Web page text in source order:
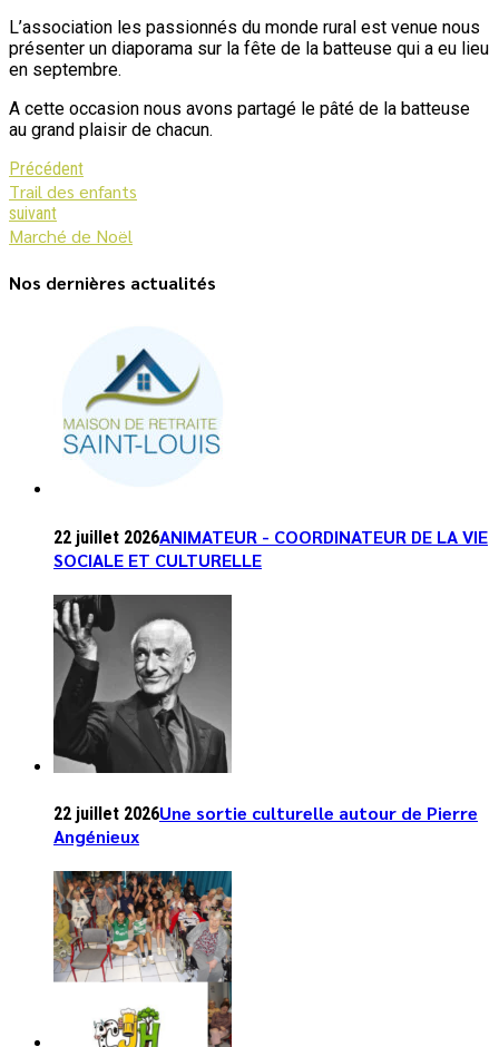
L’association les passionnés du monde rural est venue nous
présenter un diaporama sur la fête de la batteuse qui a eu lieu
en septembre.
A cette occasion nous avons partagé le pâté de la batteuse
au grand plaisir de chacun.
Précédent
Trail des enfants
suivant
Marché de Noël
Nos dernières actualités
22 juillet 2026ANIMATEUR - COORDINATEUR DE LA VIE
SOCIALE ET CULTURELLE
22 juillet 2026Une sortie culturelle autour de Pierre
Angénieux